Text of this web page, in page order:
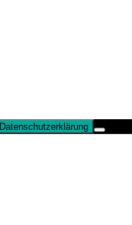
Datenschutzerklärung